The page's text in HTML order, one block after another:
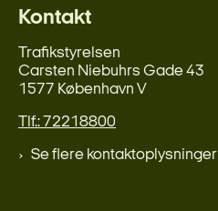
Kontakt
Trafikstyrelsen
Carsten Niebuhrs Gade 43
1577 København V
Tlf.: 72218800
Se flere kontaktoplysninger